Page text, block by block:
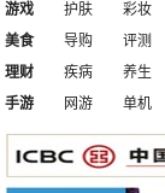
游戏
护肤
彩妆
美食
导购 评测
理财
疾病
养生
手游
网游 单机